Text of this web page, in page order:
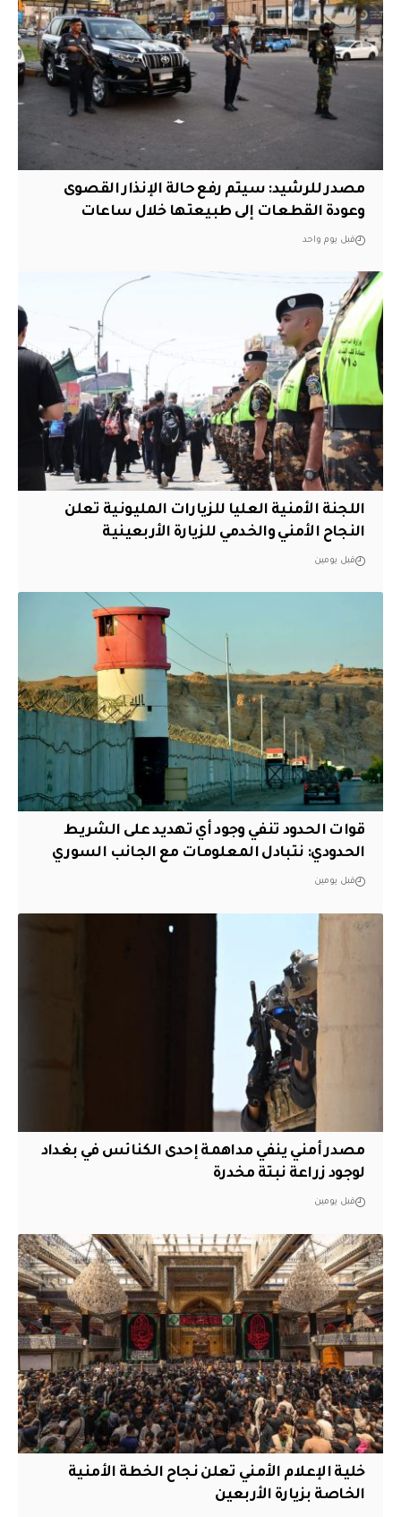
مصدر للرشيد: سيتم رفع حالة الإنذار القصوى
وعودة القطعات إلى طبيعتها خلال ساعات
قبل يوم واحد
اللجنة الأمنية العليا للزيارات المليونية تعلن
النجاح الأمني والخدمي للزيارة الأربعينية
قبل يومين
قوات الحدود تنفي وجود أي تهديد على الشريط
الحدودي: نتبادل المعلومات مع الجانب السوري
قبل يومين
مصدر أمني ينفي مداهمة إحدى الكنائس في بغداد
لوجود زراعة نبتة مخدرة
قبل يومين
خلية الإعلام الأمني تعلن نجاح الخطة الأمنية
الخاصة بزيارة الأربعين